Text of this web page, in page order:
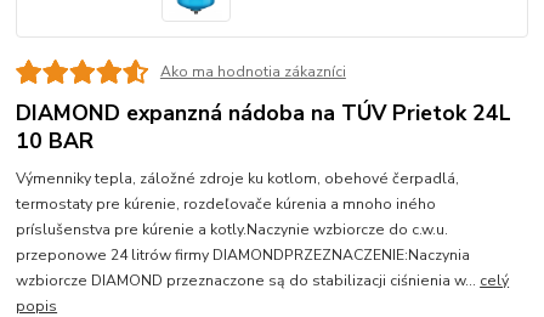
Ako ma hodnotia zákazníci
DIAMOND expanzná nádoba na TÚV Prietok 24L
10 BAR
Výmenniky tepla, záložné zdroje ku kotlom, obehové čerpadlá,
termostaty pre kúrenie, rozdeľovače kúrenia a mnoho iného
príslušenstva pre kúrenie a kotly.Naczynie wzbiorcze do c.w.u.
przeponowe 24 litrów firmy DIAMONDPRZEZNACZENIE:Naczynia
wzbiorcze DIAMOND przeznaczone są do stabilizacji ciśnienia w... celý
popis